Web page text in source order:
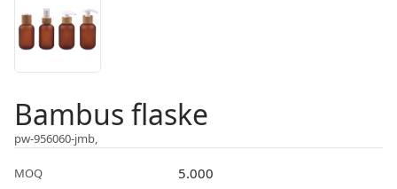
Bambus flaske
pw-956060-jmb,
MOQ 5.000